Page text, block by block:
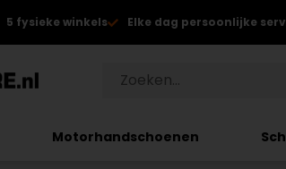
5 fysieke winkels Elke dag persoonlijke
Motorhandschoenen